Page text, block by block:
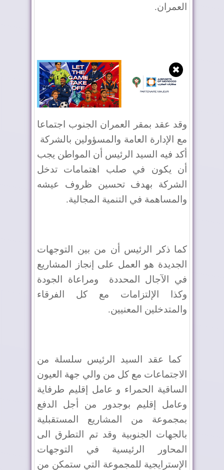
العمران.
✖
وقد عقد بمقر العمران الجنوب اجتماعا
مع الإدارة العامة والمسؤولين بالشركة
أكد فيه السيد الرئيس أن المواطن يجب
أن يكون في صلب اهتمامات تدخل
الشركة بهدف تحسين ظروف عيشه
والمساهمة في التنمية المجالية.
كما ذكر الرئيس أن من بين التوجهات
الجديدة هو العمل على إنجاز المشاريع
في الآجال المحددة
ومراعاة الجودة
وكذا الإلتزامات مع كل الفرقاء
والمتدخلين المعنيين.
كما عقد السيد الرئيس سلسلة من
الاجتماعات مع كل من والي جهة العيون
الساقية الحمراء و عامل إقليم طرفاية
وعامل إقليم بوجدور من أجل الدفع
بمجموعة من المشاريع المستقبلية
بالجهات الجنوبية وقد تم التطرق الى
المحاور الرئيسية في التوجهات
الإسترايجية للمجموعة التي ستمكن من